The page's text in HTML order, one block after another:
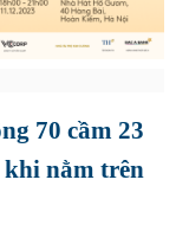
70 cầm 23
nằm trên